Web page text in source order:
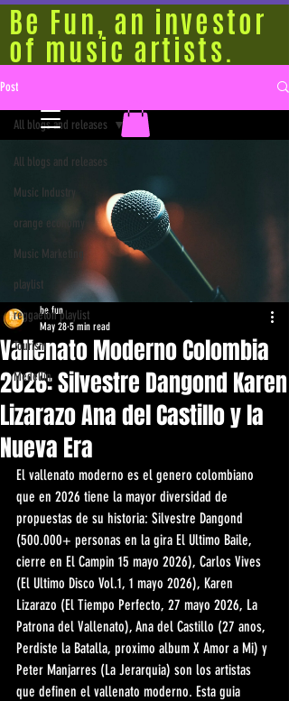
Be Fun, an investor
of music artists.
Post
All blogs and releases
Music Industry
orange economy
Music Marketing
playlist
reggaeton playlist
Tourism
Medellín
All blogs and releases
Vallenato Moderno Colombia
2026: Silvestre Dangond Karen
Lizarazo Ana del Castillo y la
Nueva Era
be fun
May 28 5 min read
El vallenato moderno es el genero colombiano
que en 2026 tiene la mayor diversidad de
propuestas de su historia: Silvestre Dangond
(500.000+ personas en la gira El Ultimo Baile,
cierre en El Campin 15 mayo 2026), Carlos Vives
(El Ultimo Disco Vol.1, 1 mayo 2026), Karen
Lizarazo (El Tiempo Perfecto, 27 mayo 2026, La
Patrona del Vallenato), Ana del Castillo (27 anos,
Perdiste la Batalla, proximo album X Amor a Mi) y
Peter Manjarres (La Jerarquia) son los artistas
que definen el vallenato moderno. Esta guia